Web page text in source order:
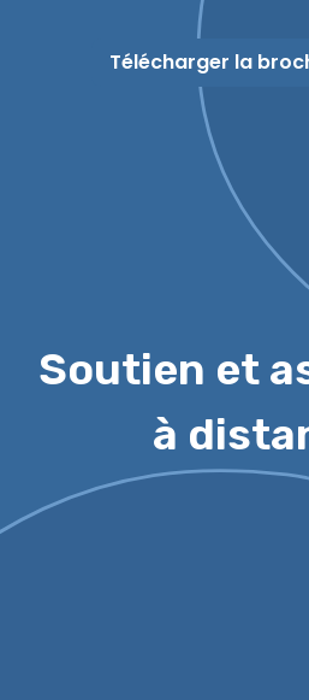
Télécharger la
Soutien et
à